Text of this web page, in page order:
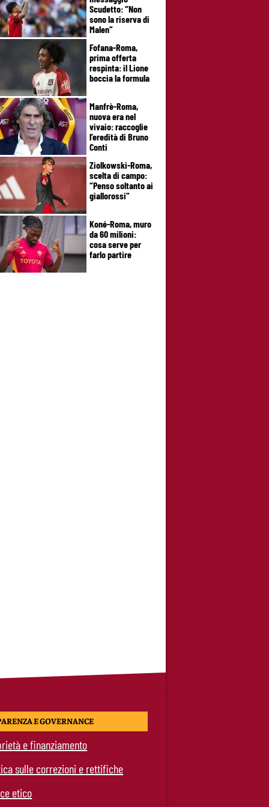
Scudetto: “Non
sono la riserva di
Malen”
Fofana-Roma,
prima offerta
respinta: il Lione
boccia la formula
Manfrè-Roma,
nuova era nel
vivaio: raccoglie
l’eredità di Bruno
Conti
Ziolkowski-Roma,
scelta di campo:
“Penso soltanto ai
giallorossi”
Koné-Roma, muro
da 60 milioni:
cosa serve per
farlo partire
E GOVERNANCE
e finanziamento
sulle correzioni e rettifiche
etico